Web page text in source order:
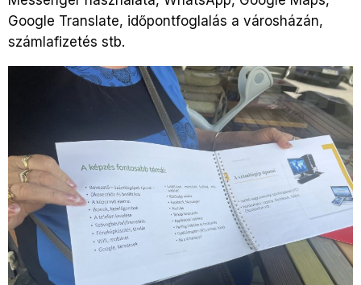
Google Translate, időpontfoglalás a városházán,
számlafizetés stb.